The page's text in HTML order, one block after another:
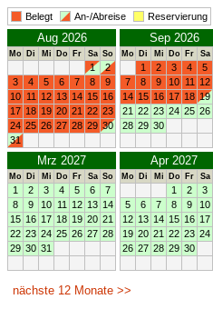
Belegt An-/Abreise Reservierung
Aug 2026
Mo Di Mi Do Fr Sa So
1
2
3
4 5 6 7 8
9
10 11 12 13 14 15 16
17 18 19 20 21 22 23
24 25 26 27 28 29 30
31
Sep 2026
Mo Di Mi Do Fr Sa
1 2 3 4 5
7
8 9 10 11 12
14 15 16 17 18 19
21 22 23 24 25 26
28 29 30
Mrz 2027
Mo Di Mi Do Fr Sa So
1 2 3 4 5 6
7
8
9 10 11 12 13 14
15 16 17 18 19 20 21
22 23 24 25 26 27 28
29 30 31
Apr 2027
Mo Di Mi Do Fr Sa
1 2 3
5
6 7 8 9 10
12 13 14 15 16 17
19 20 21 22 23 24
26 27 28 29 30
nächste 12 Monate >>